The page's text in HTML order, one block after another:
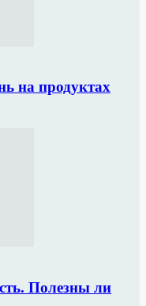
на продуктах
Полезны ли